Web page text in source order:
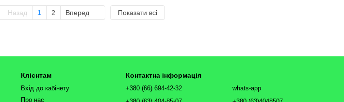
Назад 1 2 Вперед Показати всі
Клієнтам
Вхід до кабінету
Про нас
Контактна інформація
+380 (66) 694-42-32
whats-app